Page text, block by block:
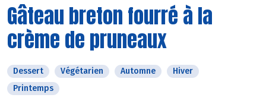
Gâteau breton fourré à la
crème de pruneaux
Dessert Végétarien Automne
Hiver
Printemps